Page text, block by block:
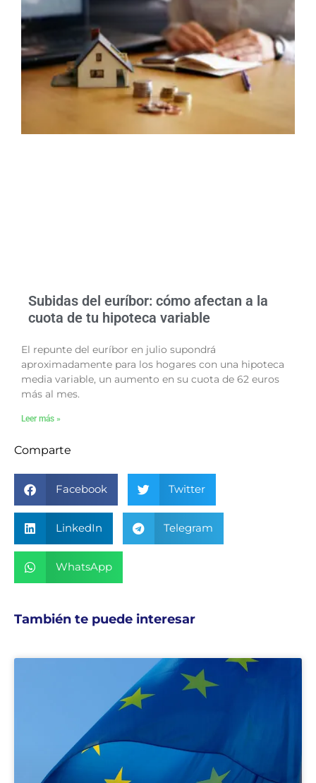
Subidas del euríbor: cómo afectan a la
cuota de tu hipoteca variable
El repunte del euríbor en julio supondrá
aproximadamente para los hogares con una hipoteca
media variable, un aumento en su cuota de 62 euros
más al mes.
Leer más »
Comparte
Facebook Twitter
LinkedIn Telegram
WhatsApp
También te puede interesar